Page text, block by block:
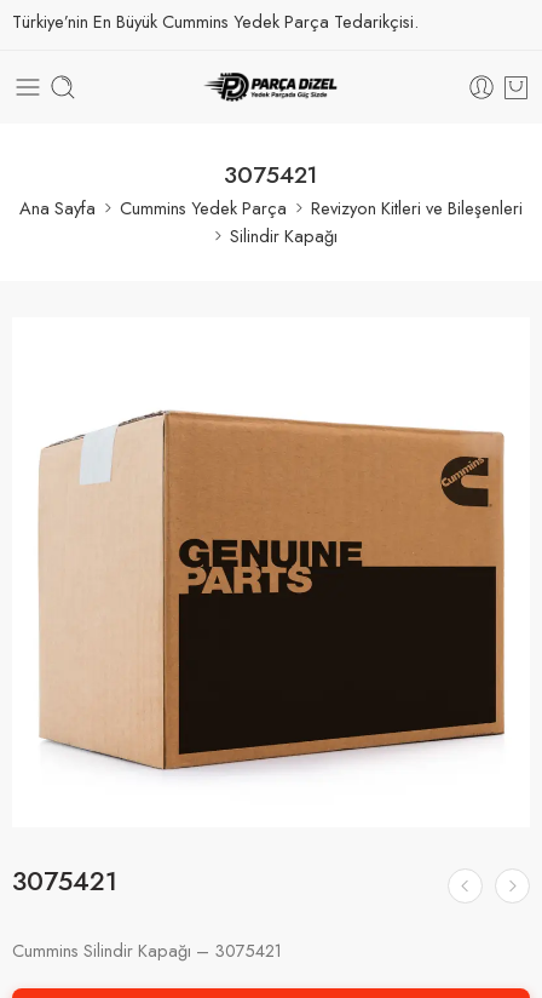
Türkiye’nin En Büyük Cummins Yedek Parça Tedarikçisi.
3075421
Ana Sayfa Cummins Yedek Parça
Revizyon Kitleri ve Bileşenleri
Silindir Kapağı
3075421
Cummins Silindir Kapağı – 3075421